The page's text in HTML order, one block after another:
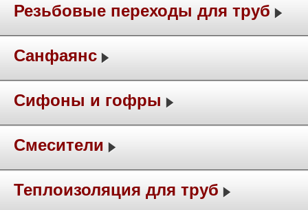
Резьбовые переходы для труб
Санфаянс
Сифоны и гофры
Смесители
Теплоизоляция для труб